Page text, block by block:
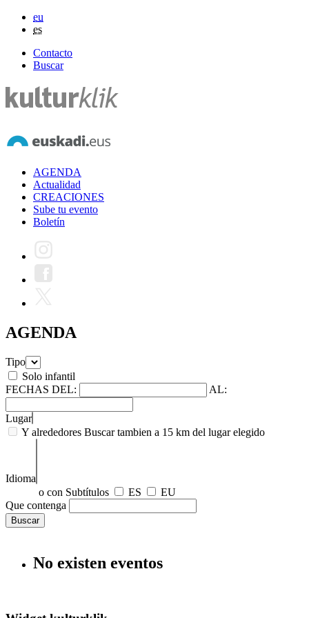
eu
es
Contacto
Buscar
AGENDA
Actualidad
CREACIONES
Sube tu evento
Boletín
AGENDA
Tipo
Solo infantil
FECHAS DEL: AL:
Lugar
Y alrededores Buscar tambien a 15 km del lugar elegido
Idioma
o con Subtítulos
ES
EU
Que contenga
No existen eventos